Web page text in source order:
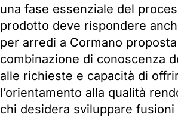
una fase essenziale del
prodotto deve rispondere
per arredi a Cormano
combinazione di conoscenza
alle richieste e capacità di
l’orientamento alla qualità
chi desidera sviluppare